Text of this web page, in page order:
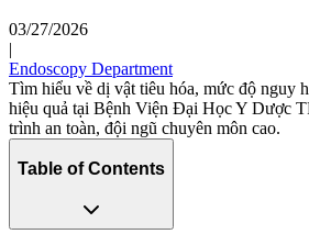
03/27/2026
|
Endoscopy Department
Tìm hiểu về dị vật tiêu hóa, mức độ nguy
hiệu quả tại Bệnh Viện Đại Học Y Dược
trình an toàn, đội ngũ chuyên môn cao.
Table of Contents